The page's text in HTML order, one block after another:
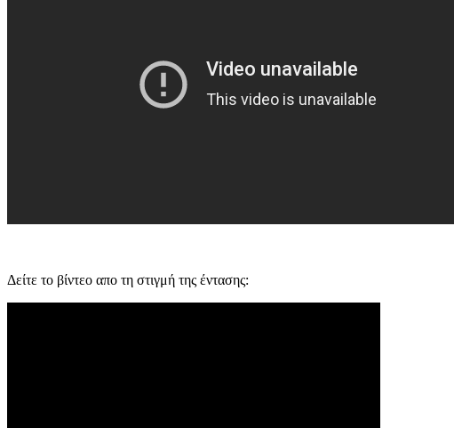
Δείτε το βίντεο απο τη στιγμή της έντασης: